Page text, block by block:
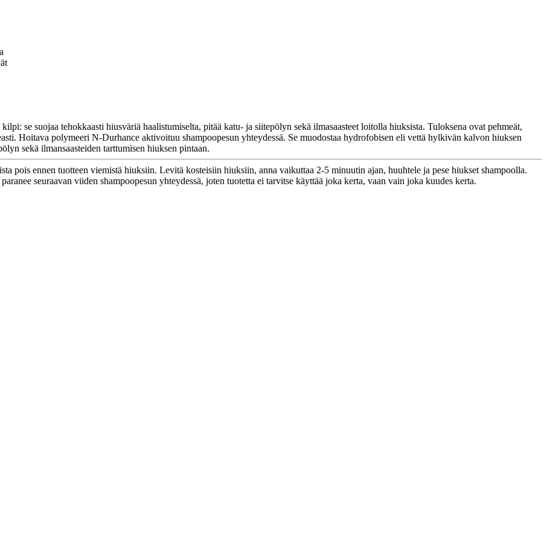
se suojaa tehokkaasti hiusväriä haalistumiselta, pitää katu- ja siitepölyn sekä ilmasaasteet loitolla hiuksista. Tuloksena ovat pehmeät,
Hoitava polymeeri N-Durhance aktivoituu shampoopesun yhteydessä. Se muodostaa hydrofobisen eli vettä hylkivän kalvon hiuksen
sekä ilmansaasteiden tarttumisen hiuksen pintaan.
pois ennen tuotteen viemistä hiuksiin. Levitä kosteisiin hiuksiin, anna vaikuttaa 2-5 minuutin ajan, huuhtele ja pese hiukset shampoolla.
seuraavan viiden shampoopesun yhteydessä, joten tuotetta ei tarvitse käyttää joka kerta, vaan vain joka kuudes kerta.